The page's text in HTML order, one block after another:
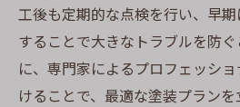
工後も定期的な点検を行い、早
することで大きなトラブルを防
に、専門家によるプロフェッシ
けることで、最適な塗装プラン